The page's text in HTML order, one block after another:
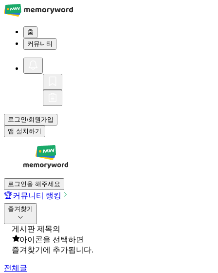
홈
커뮤니티
로그인/회원가입
앱 설치하기
로그인을 해주세요
🏆커뮤니티 랭킹
즐겨찾기
게시판 제목의
아이콘을 선택하면
즐겨찾기에 추가됩니다.
전체글